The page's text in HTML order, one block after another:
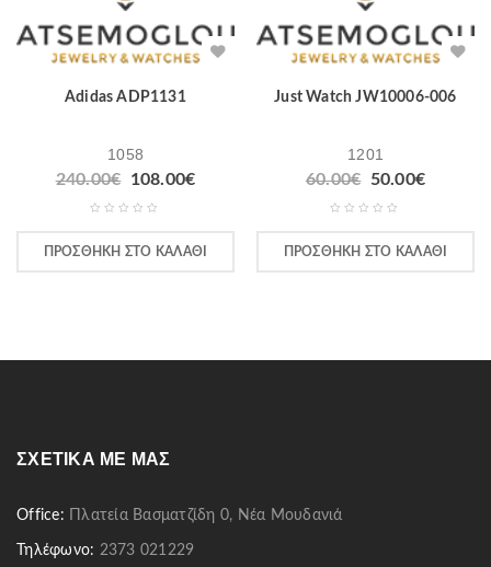
Adidas ADP1131
1058
240.00€ 108.00€
ΠΡΟΣΘΉΚΗ ΣΤΟ ΚΑΛΆΘΙ
Just Watch JW10006-006
1201
60.00€ 50.00€
ΠΡΟΣΘΉΚΗ ΣΤΟ ΚΑΛΆΘΙ
ΣΧΕΤΙΚΆ ΜΕ ΜΑΣ
Office: Πλατεία Βασματζίδη 0, Νέα Μουδανιά
Τηλέφωνο: 2373 021229